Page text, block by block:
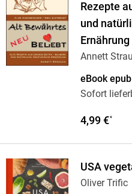
Rezepte
und
Ernährung
Annett
eBook epub
Sofort
4,99 €*
USA
Oliver Trific